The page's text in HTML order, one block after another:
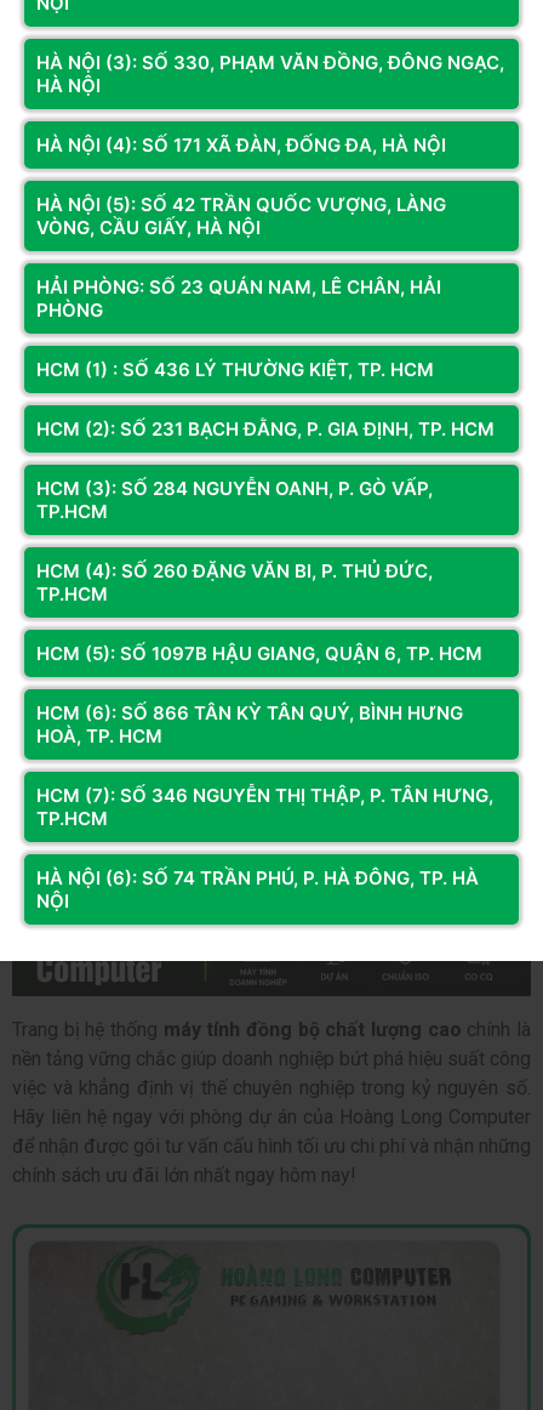
Đối Tác Cung Cấp Thiết Bị Công Nghệ Đáng Tin Cậy Tại
Hoàng Long Computer
Để sở hữu một hệ thống máy tính văn phòng chuẩn chỉnh, đảm
bảo tính ổn định tuyệt đối cho các dự án phát triển lâu dài của
công ty, hãy đến ngay với Hoàng Long Computer. Chúng tôi tự
hào là đơn vị tiên phong có nhiều năm kinh nghiệm chuyên tư
vấn và cung cấp giải pháp lắp đặt máy tính đồng bộ, máy tính
chơi game giá rẻ và hệ thống PC đồ họa chuyên nghiệp cho
hàng ngàn doanh nghiệp lớn nhỏ tại Việt Nam Việt Nam.
Mọi sản phẩm cung cấp tại hệ thống showroom của chúng tôi
đều cam kết sử dụng linh kiện chính hãng 100% mới mới, có
chính sách mức giá tốt chiết khấu cao dành cho dự án doanh
nghiệp, đi kèm chính sách hậu mãi chu đáo và chế độ bảo
hành tận tâm xử lý sự cố siêu tốc tại chỗ. Đồng thời, Hoàng
Long còn hỗ trợ quý doanh nghiệp tối ưu hóa dòng tiền đầu tư
thiết bị thông qua giải pháp tài chính tài chính mua sắm hỗ trợ
trả góp linh hoạt với thủ tục xét duyệt hồ sơ vô cùng đơn giản,
nhanh chóng.
Trang bị hệ thống máy tính đồng bộ chất lượng cao chính là
nền tảng vững chắc giúp doanh nghiệp bứt phá hiệu suất công
việc và khẳng định vị thế chuyên nghiệp trong kỷ nguyên số.
Hãy liên hệ ngay với phòng dự án của Hoàng Long Computer
để nhận được gói tư vấn cấu hình tối ưu chi phí và nhận những
chính sách ưu đãi lớn nhất ngay hôm nay!
HÀ NỘI (3): SỐ 330, PHẠM VĂN ĐỒNG, ĐÔNG NGẠC,
HÀ NỘI
HÀ NỘI (4): SỐ 171 XÃ ĐÀN, ĐỐNG ĐA, HÀ NỘI
HÀ NỘI (5): SỐ 42 TRẦN QUỐC VƯỢNG, LÀNG
VÒNG, CẦU GIẤY, HÀ NỘI
HẢI PHÒNG: SỐ 23 QUÁN NAM, LÊ CHÂN, HẢI
PHÒNG
HCM (1) : SỐ 436 LÝ THƯỜNG KIỆT, TP. HCM
HCM (2): SỐ 231 BẠCH ĐẰNG, P. GIA ĐỊNH, TP. HCM
HCM (3): SỐ 284 NGUYỄN OANH, P. GÒ VẤP,
TP.HCM
HCM (4): SỐ 260 ĐẶNG VĂN BI, P. THỦ ĐỨC,
TP.HCM
HCM (5): SỐ 1097B HẬU GIANG, QUẬN 6, TP. HCM
HCM (6): SỐ 866 TÂN KỲ TÂN QUÝ, BÌNH HƯNG
HOÀ, TP. HCM
HCM (7): SỐ 346 NGUYỄN THỊ THẬP, P. TÂN HƯNG,
TP.HCM
HÀ NỘI (6): SỐ 74 TRẦN PHÚ, P. HÀ ĐÔNG, TP. HÀ
NỘI